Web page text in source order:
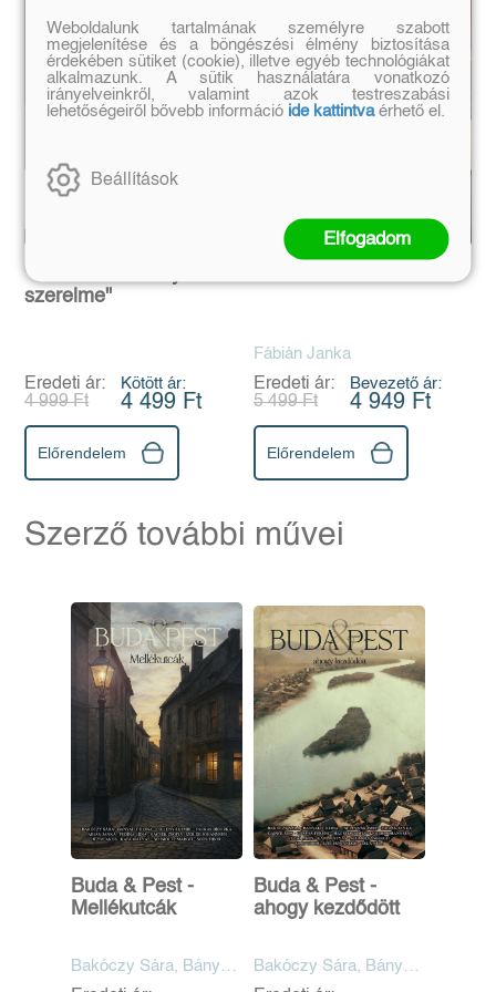
"Ön Hitler reménytelen
szerelme"
Eredeti ár:
4 999 Ft
Kötött ár:
4 499 Ft
Előrendelem
Fábián Janka
Eredeti ár:
5 499 Ft
Bevezető ár:
4 949 Ft
Előrendelem
Szerző további művei
Buda & Pest -
Mellékutcák
Bakóczy Sára, Bányai
D. Ilona, Cselenyák
Buda & Pest -
ahogy kezdődött
Bakóczy Sára, Bányai
D. Ilona, Cselenyák
Weboldalunk tartalmának személyre szabott
megjelenítése és a böngészési élmény biztosítása
érdekében sütiket (cookie), illetve egyéb technológiákat
alkalmazunk. A sütik használatára vonatkozó
irányelveinkről, valamint azok testreszabási
lehetőségeiről bővebb információ ide kattintvaérhető el.
Beállítások
Elfogadom